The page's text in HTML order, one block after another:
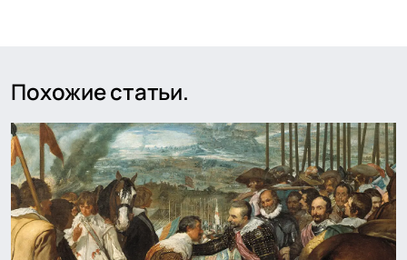
Похожие статьи.